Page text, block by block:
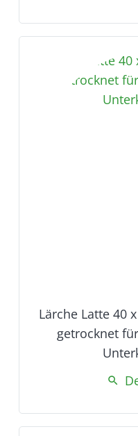
Lärche Latte 40
getrocknet
search